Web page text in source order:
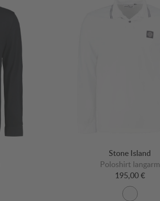
Stone Island
Poloshirt langarm
195,00 €